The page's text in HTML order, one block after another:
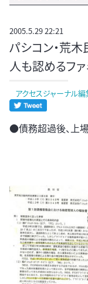
2005.5.29 22:21
パシコン・荒
人も認めるフ
アクセスジャーナル
●債務超過後、上